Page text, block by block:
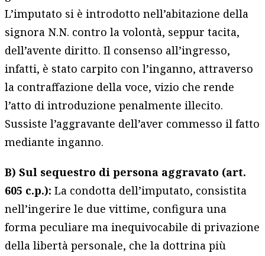
L’imputato si è introdotto nell’abitazione della
signora N.N. contro la volontà, seppur tacita,
dell’avente diritto. Il consenso all’ingresso,
infatti, è stato carpito con l’inganno, attraverso
la contraffazione della voce, vizio che rende
l’atto di introduzione penalmente illecito.
Sussiste l’aggravante dell’aver commesso il fatto
mediante inganno.
B) Sul sequestro di persona aggravato (art.
605 c.p.): La condotta dell’imputato, consistita
nell’ingerire le due vittime, configura una
forma peculiare ma inequivocabile di privazione
della libertà personale, che la dottrina più